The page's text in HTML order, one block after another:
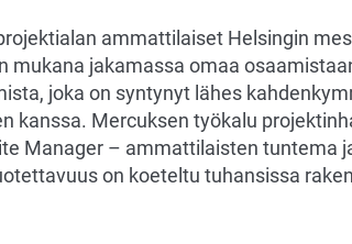
ammattilaiset Helsingin
mukana jakamassa omaa
joka on syntynyt lähes
kanssa. Mercuksen työkalu
Manager – ammattilaisten tuntema
on koeteltu tuhansissa